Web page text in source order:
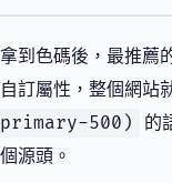
拿到色碼後，最推薦
自訂屬性，整個網站
primary-500)
的
個源頭。